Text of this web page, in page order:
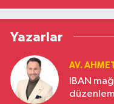
Yazarlar
AV.
IBAN